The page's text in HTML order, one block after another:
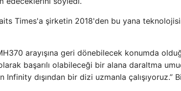
Times'a şirketin 2018'den bu yana
arayışına geri dönebilecek konumda
başarılı olabileceği bir alana daraltma
dışından bir dizi uzmanla çalışıyoruz.”